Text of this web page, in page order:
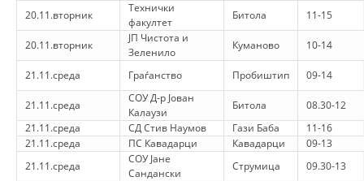
ЕДУКАТИВНО ИНФОРМАТИВНИ МАТЕРИЈАЛИ
ПОСТЕРИ
ПРЕЗЕНТАЦИИ
20.11.вторник
Технички
факултет
Битола 11-15
20.11.вторник
ЈП Чистота и
Зеленило
Куманово 10-14
21.11.среда Граѓанство Пробиштип 09-14
21.11.среда
СОУ Д-р Јован
Калаузи
Битола
08.30-12
21.11.среда
СД Стив Наумов Гази Баба
11-16
21.11.среда
ПС Кавадарци Кавадарци
09-13
21.11.среда
СОУ Јане
Сандански
Струмица 09.30-13